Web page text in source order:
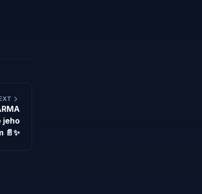
jeho
📄✨